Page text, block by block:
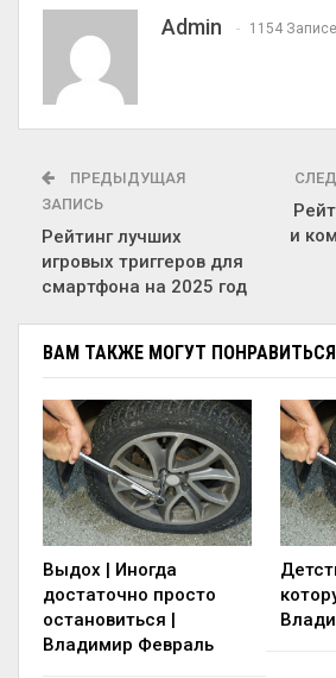
Admin 1154
ПРЕДЫДУЩАЯ
ЗАПИСЬ
Рейтинг лучших
игровых триггеров для
смартфона на 2025 год
и
ВАМ ТАКЖЕ МОГУТ ПОНРАВИТЬСЯ
Выдох | Иногда
достаточно просто
остановиться |
Владимир Февраль